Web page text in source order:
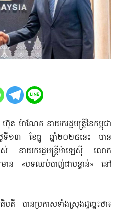
ម៉ាណែត នាយករដ្ឋមន្រ្តីនៃកម្ពុជា
ៃទី១៣ ខែធ្នូ ឆ្នាំ២០២៥នេះ បាន
របស់ នាយករដ្ឋមន្ត្រីម៉ាឡេស៊ី លោក
មាន «បទឈប់បាញ់ជាបន្ទាន់» នៅ
តី បានប្រកាសទាំងស្រុងដូច្នេះថា៖